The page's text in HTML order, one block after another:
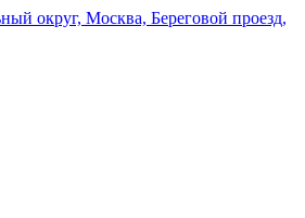
округ, Москва, Береговой проезд,